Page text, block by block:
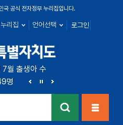
별자치
도
월 출생아 수
명 군산 : 89명
국 공식 전자정부 누리집입니다.
리집 언어선택 로그인